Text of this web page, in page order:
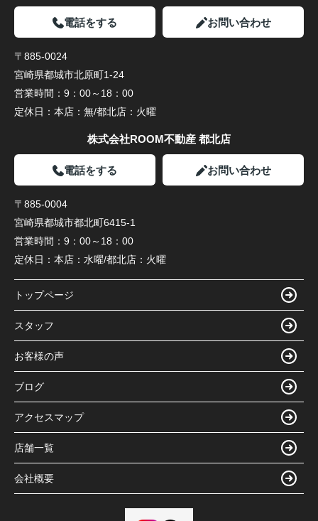
電話をする お問い合わせ
〒885-0024
宮崎県都城市北原町1-24
営業時間： 9：00～18：00
定休日： 本店：無/都北店：火曜
株式会社ROOM不動産 都北店
電話をする お問い合わせ
〒885-0004
宮崎県都城市都北町6415-1
営業時間： 9：00～18：00
定休日： 本店：水曜/都北店：火曜
トップページ
スタッフ
お客様の声
ブログ
アクセスマップ
店舗一覧
会社概要